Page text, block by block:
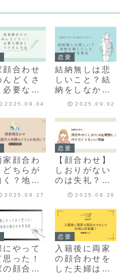
顔合わせ
んどくさ
必要な理
ラクする
2025.09.04
恋愛
結納無しは悲
しいこと？結
納をしなかっ
た理由や注意
2025.09.02
家顔合わ
どちらが
く？地元
2025.08.27
恋愛
【顔合わせ】
しおりがない
のは失礼？作
2025.08.26
にやって
思った！
の顔合わ
恋愛
入籍後に両家
の顔合わせを
した夫婦は非